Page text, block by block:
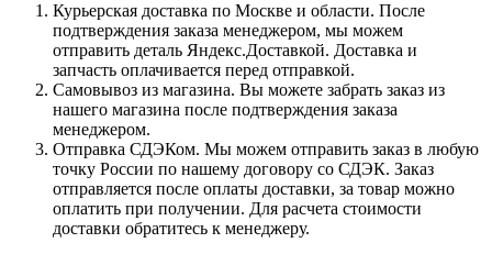
Курьерская доставка по Москве и области. После
подтверждения заказа менеджером, мы можем
отправить деталь Яндекс.Доставкой. Доставка и
запчасть оплачивается перед отправкой.
Самовывоз из магазина. Вы можете забрать заказ из
нашего магазина после подтверждения заказа
менеджером.
Отправка СДЭКом. Мы можем отправить заказ в любую
точку России по нашему договору со СДЭК. Заказ
отправляется после оплаты доставки, за товар можно
оплатить при получении. Для расчета стоимости
доставки обратитесь к менеджеру.